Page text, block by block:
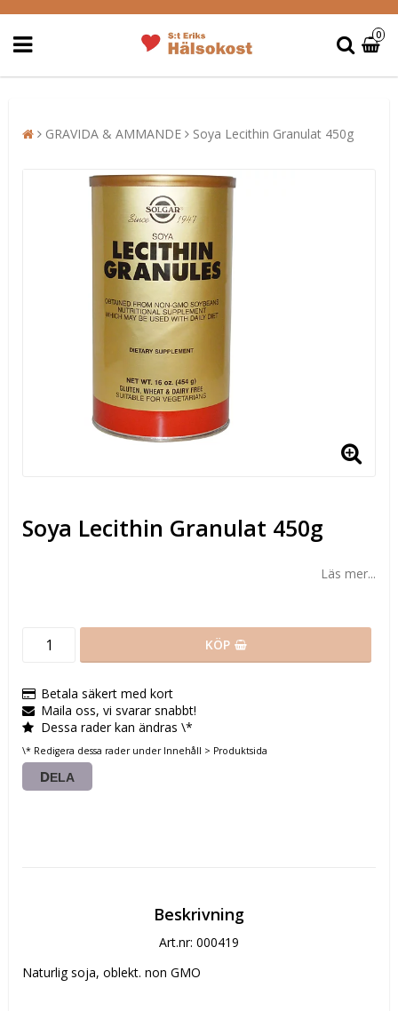
0
GRAVIDA & AMMANDE Soya Lecithin Granulat 450g
Soya Lecithin Granulat 450g
Läs mer...
KÖP
Betala säkert med kort
Maila oss, vi svarar snabbt!
Dessa rader kan ändras \*
\* Redigera dessa rader under Innehåll > Produktsida
DELA
Beskrivning
Art.nr: 000419
Naturlig soja, oblekt. non GMO